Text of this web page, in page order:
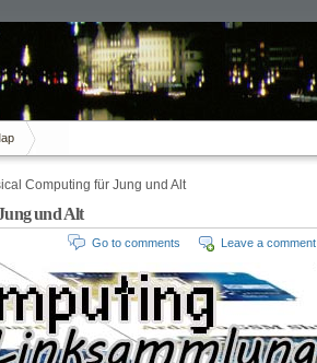
Computing für Jung und Alt
und Alt
Leave a comment
Go to comments